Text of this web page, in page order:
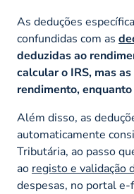
As deduções
confundidas com as
deduzidas ao
calcular o IRS, mas
rendimento,
Além disso, as
automaticamente
Tributária, ao passo
ao registo e validação
despesas, no portal e-